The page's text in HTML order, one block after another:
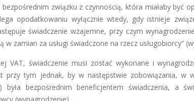
związku z czynnością, która miałaby być
opodatkowaniu wyłącznie wtedy, gdy istnieje
świadczenie wzajemne, przy czym
zamian za usługi świadczone na rzecz usługobiorcy”
VAT, świadczenie musi zostać wykonane i
przy tym jednak, by w następstwie zobowiązania, w
bezpośrednim beneficjentem świadczenia, a